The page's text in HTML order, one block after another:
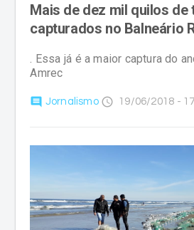
Mais de dez mil quilos de
capturados no Balneário
. Essa já é a maior captura do
Amrec
comment Jornalismo access_time 19/06/2018 -